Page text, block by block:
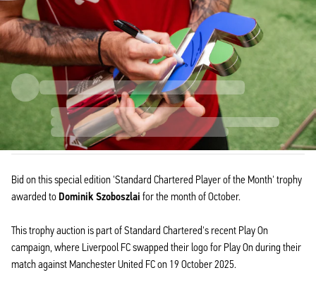
정품임을 보장하기 위해 이 상품을 Liverpool FC에서 직접 수집하였습니다.
Fabricks를 통해 정품 인증 되었습니다.
이 상품에는 상품을 보증하고 보호할 수 있는 개인용 디지털 인증서가 포함되
어 있습니다.
Bid on this special edition 'Standard Chartered Player of the Month' trophy
awarded to Dominik Szoboszlai for the month of October.
This trophy auction is part of Standard Chartered's recent Play On
campaign, where Liverpool FC swapped their logo for Play On during their
match against Manchester United FC on 19 October 2025.